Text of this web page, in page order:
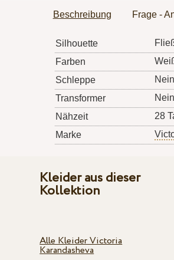
Beschreibung Frage -
Silhouette
Farben
Schleppe
Nein
Transformer
Nein
Nähzeit
28
Marke
Kleider aus dieser
Kollektion
Alle Kleider Victoria
Karandasheva